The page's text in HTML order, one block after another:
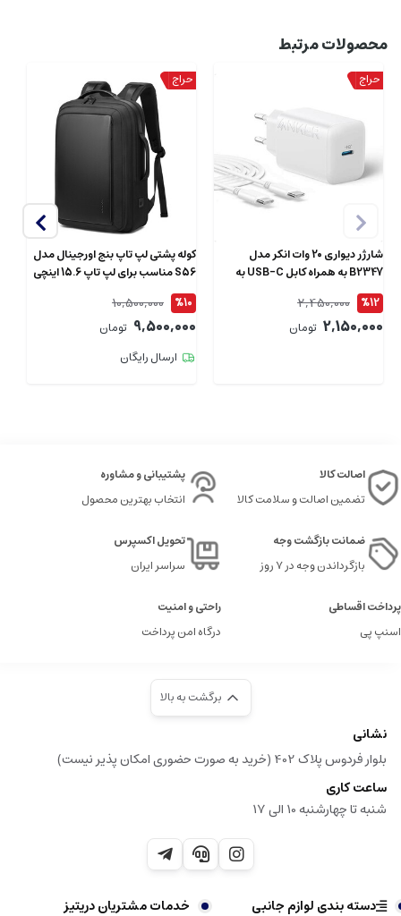
محصولات مرتبط
شارژر دیواری 20 وات انکر مدل
B2347 به همراه کابل USB-C به
طول 1.5 متر
%12
2,450,000
2,150,000 تومان
کوله پشتی لپ تاپ بنج اورجینال مدل
S56 مناسب برای لپ تاپ 15.6 اینچی
%10
10,500,000
9,500,000 تومان
ارسال رایگان
اصالت کالا
تضمین اصالت و سلامت کالا
پشتیبانی و مشاوره
انتخاب بهترین محصول
ضمانت بازگشت وجه
بازگرداندن وجه در ۷ روز
تحویل اکسپرس
سراسر ایران
پرداخت اقساطی
اسنپ پی
راحتی و امنیت
درگاه امن پرداخت
برگشت به بالا
نشانی
بلوار فردوس پلاک 402 (خرید به صورت حضوری امکان پذیر نیست)
ساعت کاری
شنبه تا چهارشنبه 10 الی 17
دسته بندی لوازم جانبی خدمات مشتریان دریتیز